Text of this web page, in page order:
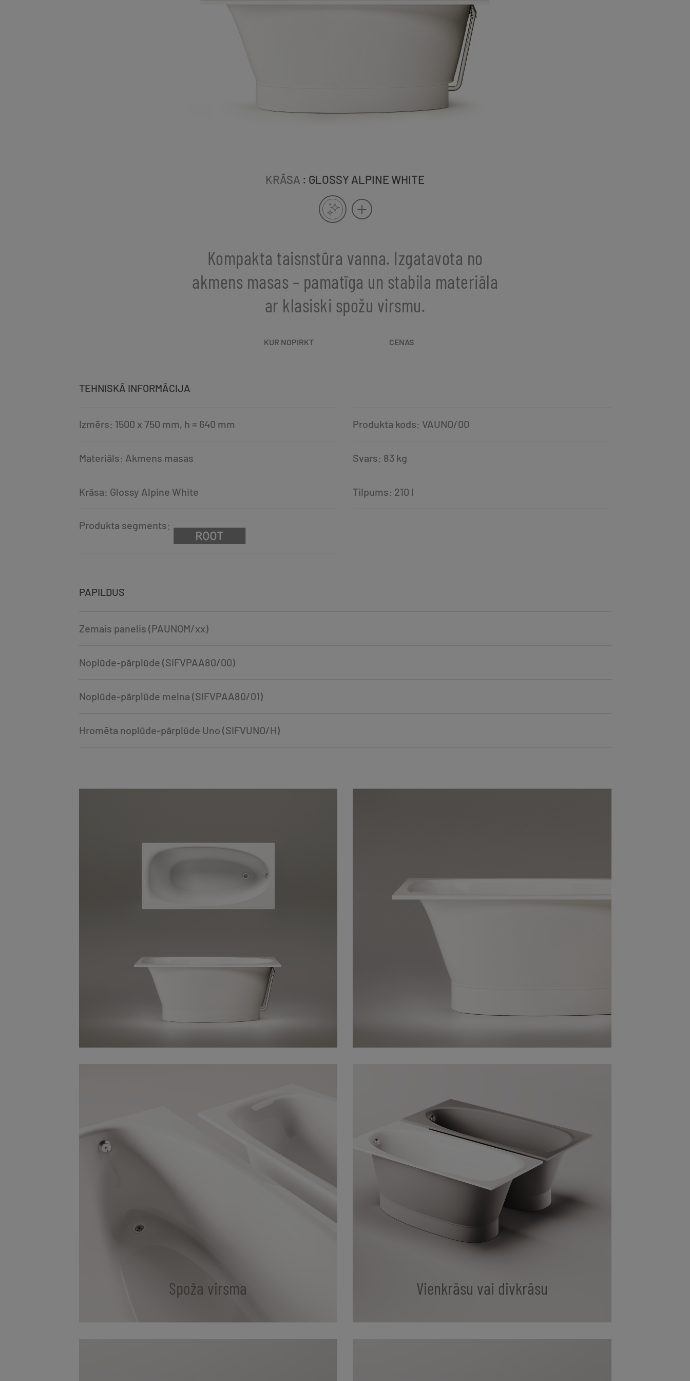
KRĀSA : GLOSSY ALPINE WHITE
Kompakta taisnstūra vanna. Izgatavota no
akmens masas – pamatīga un stabila materiāla
ar klasiski spožu virsmu.
KUR NOPIRKT CENAS
TEHNISKĀ INFORMĀCIJA
Izmērs: 1500 x 750 mm, h = 640 mm Produkta kods: VAUNO/00
Materiāls: Akmens masas Svars: 83 kg
Krāsa: Glossy Alpine White Tilpums: 210 l
Produkta segments:
PAPILDUS
Zemais panelis (PAUNOM/xx)
Noplūde-pārplūde (SIFVPAA80/00)
Noplūde-pārplūde melna (SIFVPAA80/01)
Hromēta noplūde-pārplūde Uno (SIFVUNO/H)
Spoža virsma Vienkrāsu vai divkrāsu